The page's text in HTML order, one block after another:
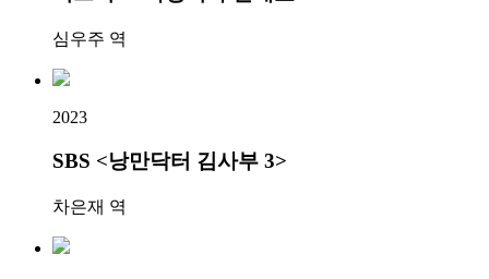
심우주 역
2023
SBS <낭만닥터 김사부 3>
차은재 역